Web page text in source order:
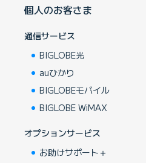
個人のお客さま
通信サービス
BIGLOBE光
auひかり
BIGLOBEモバイル
BIGLOBE WiMAX
オプションサービス
お助けサポート＋